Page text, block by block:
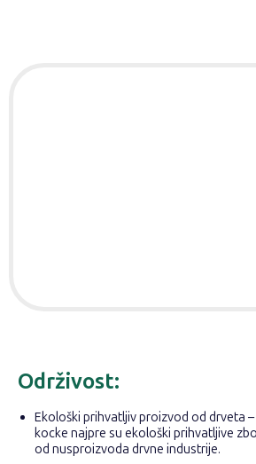
Održivost:
Ekološki prihvatljiv proizvod od drveta
kocke najpre su ekološki prihvatljive
od nusproizvoda drvne industrije.